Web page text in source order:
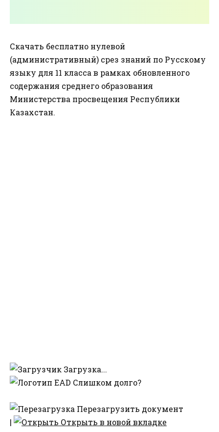
Скачать бесплатно нулевой
(административный) срез знаний по Русскому
языку для 11 класса в рамках обновленного
содержания среднего образования
Министерства просвещения Республики
Казахстан.
Загрузка...
Слишком долго?
Перезагрузить документ
|
Открыть в новой вкладке